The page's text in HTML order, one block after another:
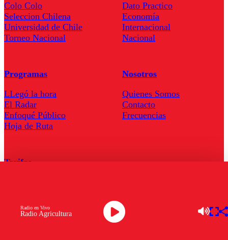
Radio Agricultura
Radio en Vivo
Colo Colo
Seleccion Chilena
Universidad de Chile
Torneo Nacional
Dato Practico
Economía
Internacional
Nacional
Programas
LLegó la hora
El Radar
Enfoqué Público
Hoja de Ruta
Nosotros
Quienes Somos
Contacto
Frecuencias
Tarifas